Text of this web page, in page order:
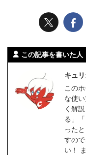
この記事を書いた人
キュ
この
な使
く解
る」
った
すの
い！